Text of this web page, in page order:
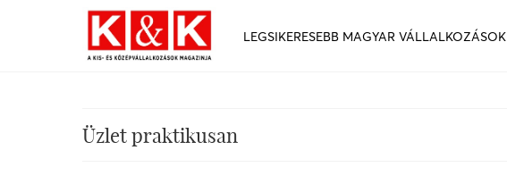
LEGSIKERESEBB MAGYAR VÁLLALKOZÁSOK
Üzlet praktikusan